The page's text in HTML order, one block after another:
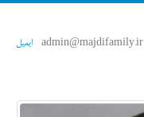
admin@majdifamily.ir ایمیل